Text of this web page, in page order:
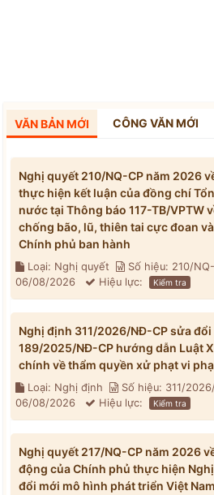
VĂN BẢN MỚI CÔNG VĂN MỚI
Nghị quyết 210/NQ-CP năm 2026
thực hiện kết luận của đồng chí
nước tại Thông báo 117-TB/VPTW
chống bão, lũ, thiên tai cực đoan
Chính phủ ban hành
Loại: Nghị quyết Số hiệu: 210/
06/08/2026
Hiệu lực: Kiểm tra
Nghị định 311/2026/NĐ-CP sửa
189/2025/NĐ-CP hướng dẫn Luật
chính về thẩm quyền xử phạt vi
Loại: Nghị định Số hiệu: 311/
06/08/2026
Hiệu lực: Kiểm tra
Nghị quyết 217/NQ-CP năm 2026
động của Chính phủ thực hiện
đổi mới mô hình phát triển Việt Nam